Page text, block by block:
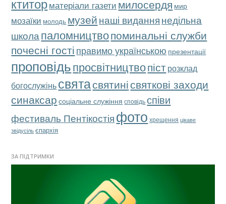
матеріали газети милосердя мир
мозаїки молодь музейнаші виданнянедільна
школапаломництвопоминальні служби
почесні гості правимо українською презентації
проповідьпросвітництвопістрозклад
богослужіньсвятасвятинісвяткові заходи
синаксар соціальне служіння сповідьспіви
фестиваль Пентікостіяфото хрещення цікаве
звідусіль єпархія
ЗА ПІДТРИМКИ